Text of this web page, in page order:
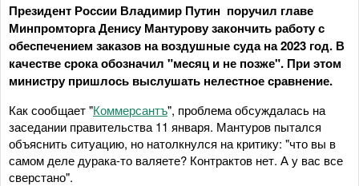
Президент России Владимир Путин поручил главе
Минпромторга Денису Мантурову закончить работу с
обеспечением заказов на воздушные суда на 2023 год. В
качестве срока обозначил "месяц и не позже". При этом
министру пришлось выслушать нелестное сравнение.
Как сообщает "Коммерсантъ", проблема обсуждалась на
заседании правительства 11 января. Мантуров пытался
объяснить ситуацию, но натолкнулся на критику: "что вы в
самом деле дурака-то валяете? Контрактов нет. А у вас все
сверстано".